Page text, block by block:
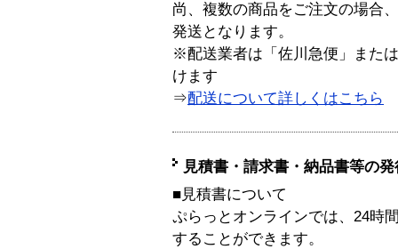
尚、複数の商品をご注文の場合
発送となります。
※配送業者は「佐川急便」また
けます
⇒配送について詳しくはこちら
見積書・請求書・納品書等の
■見積書について
ぷらっとオンラインでは、24時
することができます。